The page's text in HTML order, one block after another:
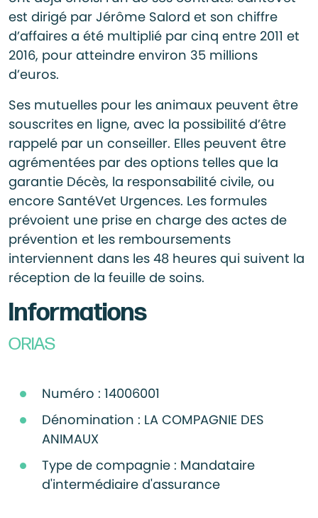
est dirigé par Jérôme Salord et son chiffre
d’affaires a été multiplié par cinq entre 2011 et
2016, pour atteindre environ 35 millions
d’euros.
Ses mutuelles pour les animaux peuvent être
souscrites en ligne, avec la possibilité d’être
rappelé par un conseiller. Elles peuvent être
agrémentées par des options telles que la
garantie Décès, la responsabilité civile, ou
encore SantéVet Urgences. Les formules
prévoient une prise en charge des actes de
prévention et les remboursements
interviennent dans les 48 heures qui suivent la
réception de la feuille de soins.
Informations
ORIAS
Numéro : 14006001
Dénomination : LA COMPAGNIE DES
ANIMAUX
Type de compagnie : Mandataire
d'intermédiaire d'assurance